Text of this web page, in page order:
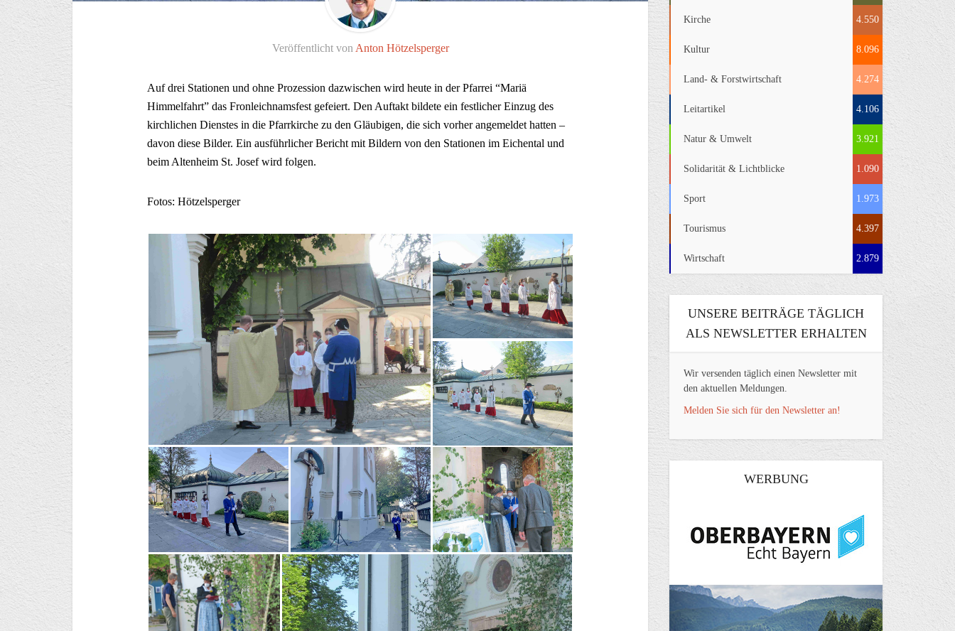
Veröffentlicht von Anton Hötzelsperger
Auf drei Stationen und ohne Prozession dazwischen wird heute in der Pfarrei “Mariä
Himmelfahrt” das Fronleichnamsfest gefeiert. Den Auftakt bildete ein festlicher Einzug des
kirchlichen Dienstes in die Pfarrkirche zu den Gläubigen, die sich vorher angemeldet hatten –
davon diese Bilder. Ein ausführlicher Bericht mit Bildern von den Stationen im Eichental und
beim Altenheim St. Josef wird folgen.
Fotos: Hötzelsperger
Kirche 4.550
Kultur 8.096
Land- & Forstwirtschaft 4.274
Leitartikel 4.106
Natur & Umwelt 3.921
Solidarität & Lichtblicke 1.090
Sport 1.973
Tourismus 4.397
Wirtschaft 2.879
UNSERE BEITRÄGE TÄGLICH
ALS NEWSLETTER ERHALTEN
Wir versenden täglich einen Newsletter mit
den aktuellen Meldungen.
Melden Sie sich für den Newsletter an!
WERBUNG